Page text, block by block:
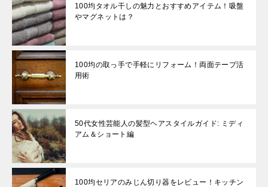
100均タオル干しの魅力とおすすめアイテム！吸盤
やマグネットは？
100均の取っ手で手軽にリフォーム！両面テープ活
用術
50代女性芸能人の髪型ヘアスタイルガイド: ミディ
アム＆ショート編
100均セリアのみじん切り器をレビュー！キッチン